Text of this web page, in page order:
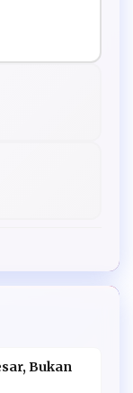
Bukan